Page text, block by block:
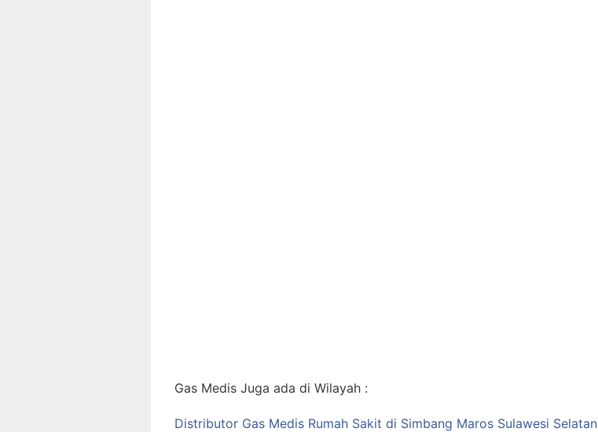
Gas Medis Juga ada di Wilayah :
Distributor Gas Medis Rumah Sakit di Simbang Maros Sulawesi Selatan